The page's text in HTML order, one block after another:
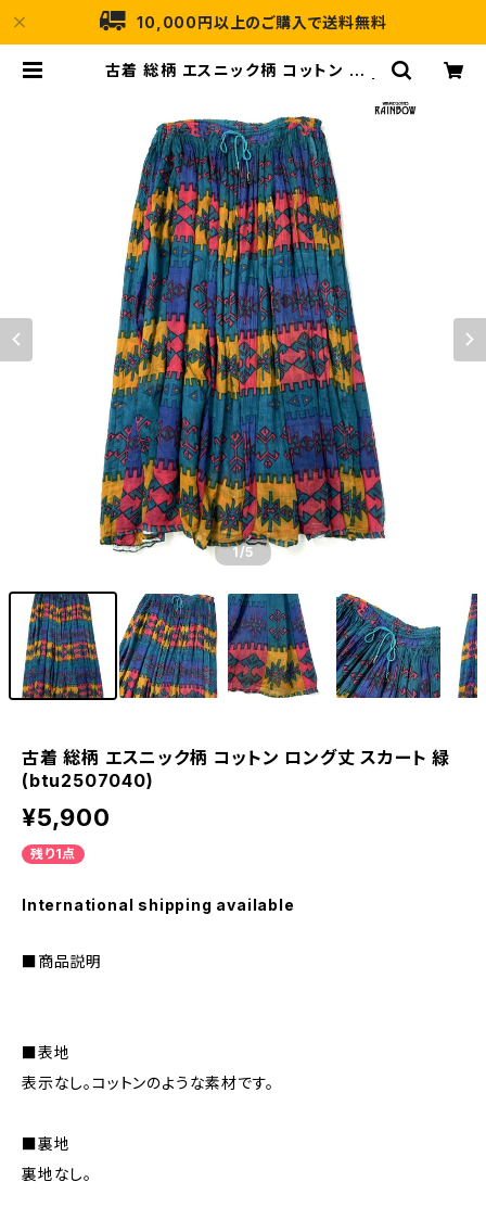
10,000円以上のご購入で送料無料
古着 総柄 エスニック柄 コットン ロン
1/5
古着 総柄 エスニック柄 コットン ロング丈 スカート 緑
(btu2507040)
¥5,900
残り1点
International shipping available
■商品説明
■表地
表示なし。コットンのような素材です。
■裏地
裏地なし。